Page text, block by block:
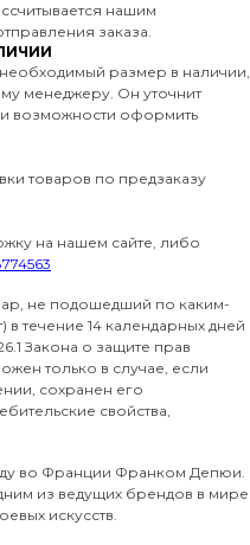
нашим
заказа.
размер в наличии,
менеджеру. Он уточнит
возможности оформить
товаров по предзаказу
на нашем сайте, либо
не подошедший по каким-
течение 14 календарных дней
Закона о защите прав
только в случае, если
сохранен его
свойства,
во Франции Франком Депюи.
из ведущих брендов в мире
искусств.